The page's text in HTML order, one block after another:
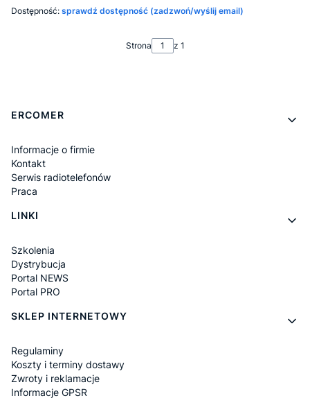
Dostępność: sprawdź dostępność (zadzwoń/wyślij email)
Strona z 1
Linki w stopce
ERCOMER
Informacje o firmie
Kontakt
Serwis radiotelefonów
Praca
LINKI
Szkolenia
Dystrybucja
Portal NEWS
Portal PRO
SKLEP INTERNETOWY
Regulaminy
Koszty i terminy dostawy
Zwroty i reklamacje
Informacje GPSR